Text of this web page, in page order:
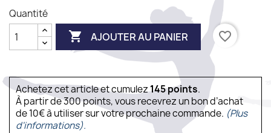
Quantité
 AJOUTER AU PANIER favorite_border
Achetez cet article et cumulez145points.
À partir de 300 points, vous recevrez un bon d’achat
de 10€ à utiliser sur votre prochaine commande. (Plus
d'informations).